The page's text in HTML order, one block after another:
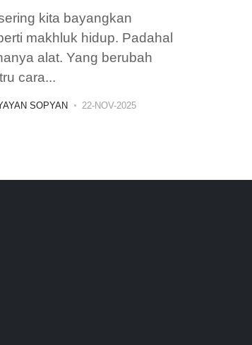
kita bayangkan
makhluk hidup. Padahal
alat. Yang berubah
cara...
SOPYAN 22-NOV-2025